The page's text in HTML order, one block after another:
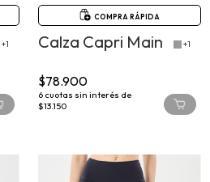
+1
COMPRA RÁPIDA
Calza Capri Main +1
$78.900
6 cuotas sin interés de
$13.150